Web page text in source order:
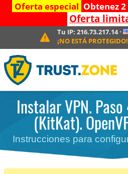
Oferta especial Obtenez 2
Oferta
Tu IP:216.73.217.14·
¡NO ESTÁ PROTEGIDO!
Instalar VPN.
(KitKat).
Instrucciones para